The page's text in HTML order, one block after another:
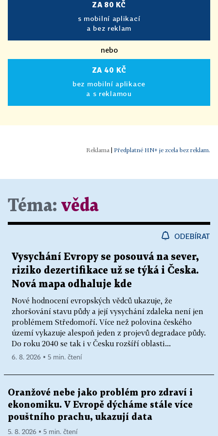
ZA 80 KČ
s mobilní aplikací
a bez reklam
nebo
ZA 40 KČ
bez mobilní aplikace
a s reklamou
| Předplatné HN+ je zcela bez reklam.
Téma: věda
ODEBÍRAT
Vysychání Evropy se posouvá na sever,
riziko dezertifikace už se týká i Česka.
Nová mapa odhaluje kde
Nové hodnocení evropských vědců ukazuje, že
zhoršování stavu půdy a její vysychání zdaleka není jen
problémem Středomoří. Více než polovina českého
území vykazuje alespoň jeden z projevů degradace půdy.
Do roku 2040 se tak i v Česku rozšíří oblasti...
6. 8. 2026 ▪ 5 min. čtení
Oranžové nebe jako problém pro zdraví i
ekonomiku. V Evropě dýcháme stále více
pouštního prachu, ukazují data
5. 8. 2026 ▪ 5 min. čtení